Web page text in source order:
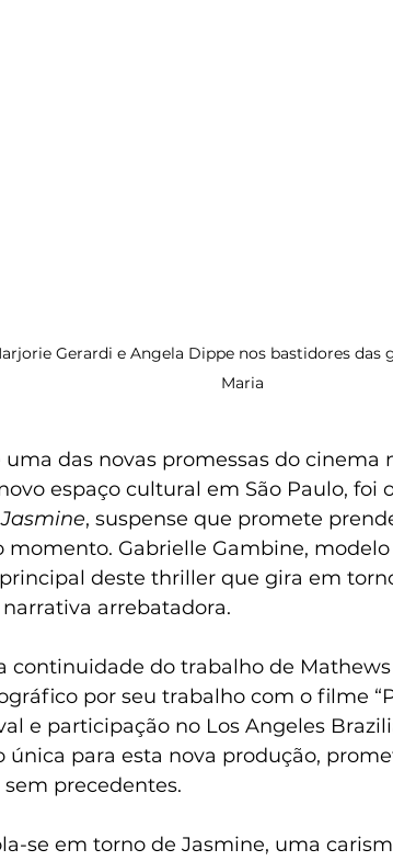
Gerardi e Angela Dippe nos bastidores das
Maria
uma das novas promessas do cinema
espaço cultural em São Paulo, foi
Jasmine, suspense que promete
momento. Gabrielle Gambine,
deste thriller que gira em
arrebatadora.
continuidade do trabalho de
por seu trabalho com o filme
e participação no Los Angeles
única para esta nova produção,
precedentes.
se em torno de Jasmine, uma